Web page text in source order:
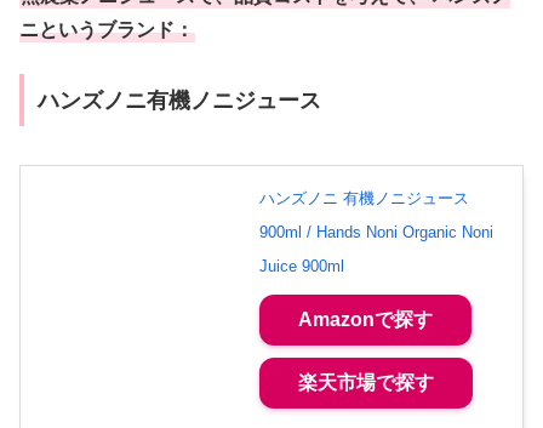
ニというブランド：
ハンズノニ有機ノニジュース
ハンズノニ 有機ノニジュース
900ml / Hands Noni Organic Noni
Juice 900ml
Amazonで探す
楽天市場で探す